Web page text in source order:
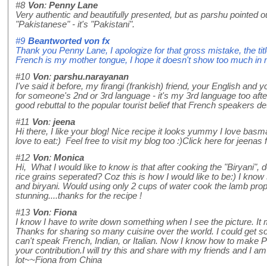
#8 Von: Penny Lane
Very authentic and beautifully presented, but as parshu pointed
"Pakistanese" - it's "Pakistani".
#9 Beantworted von fx
Thank you Penny Lane, I apologize for that gross mistake, the
French is my mother tongue, I hope it doesn't show too much in
#10 Von: parshu.narayanan
I've said it before, my firangi (frankish) friend, your English and
for someone's 2nd or 3rd language - it's my 3rd language too
good rebuttal to the popular tourist belief that French speakers
#11 Von: jeena
Hi there, I like your blog! Nice recipe it looks yummy I love
love to eat:) Feel free to visit my blog too :)Click here for jeenas
#12 Von: Monica
Hi, What I would like to know is that after cooking the "Biryani",
rice grains seperated? Coz this is how I would like to be:) I
and biryani. Would using only 2 cups of water cook the lamb
stunning....thanks for the recipe !
#13 Von: Fiona
I know I have to write down something when I see the picture.
Thanks for sharing so many cuisine over the world. I could get
can't speak French, Indian, or Italian. Now I know how to make
your contribution.I will try this and share with my friends and I
lot~~Fiona from China